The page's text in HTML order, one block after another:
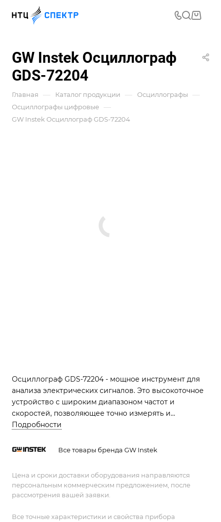
GW Instek Осциллограф
GDS-72204
Главная — Каталог продукции — Осциллографы —
Осциллографы цифровые —
GW Instek Осциллограф GDS-72204
Осциллограф GDS-72204 - мощное инструмент для
анализа электрических сигналов. Это высокоточное
устройство с широким диапазоном частот и
скоростей, позволяющее точно измерять и
отображать сложные сигналы. Глубокое понимание
Подробности
Все товары бренда GW Instek
Цена и сроки доставки оборудования направляются
персональным коммерческим предложением, после
рассмотрения вашей заявки.
Все точные характеристики и свойства прибора